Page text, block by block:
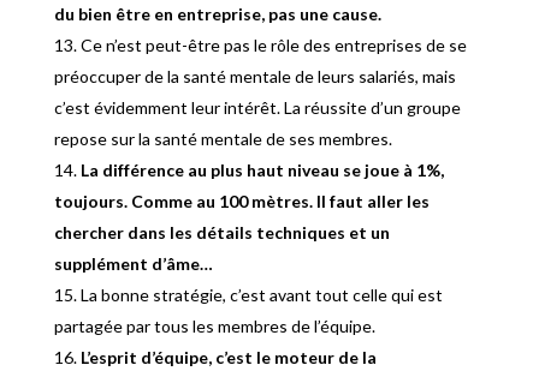
du bien être en entreprise, pas une cause.
Ce n’est peut-être pas le rôle des entreprises de se
préoccuper de la santé mentale de leurs salariés, mais
c’est évidemment leur intérêt. La réussite d’un groupe
repose sur la santé mentale de ses membres.
La différence au plus haut niveau se joue à 1%,
toujours. Comme au 100 mètres. Il faut aller les
chercher dans les détails techniques et un
supplément d’âme…
La bonne stratégie, c’est avant tout celle qui est
partagée par tous les membres de l’équipe.
L’esprit d’équipe, c’est le moteur de la